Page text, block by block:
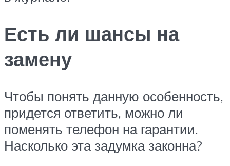
Есть ли шансы на
замену
Чтобы понять данную особенность,
придется ответить, можно ли
поменять телефон на гарантии.
Насколько эта задумка законна?